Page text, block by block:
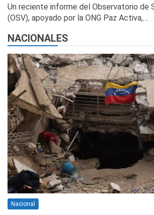
Un reciente informe del Observatorio de
(OSV), apoyado por la ONG Paz Activa,…
NACIONALES
Nacional